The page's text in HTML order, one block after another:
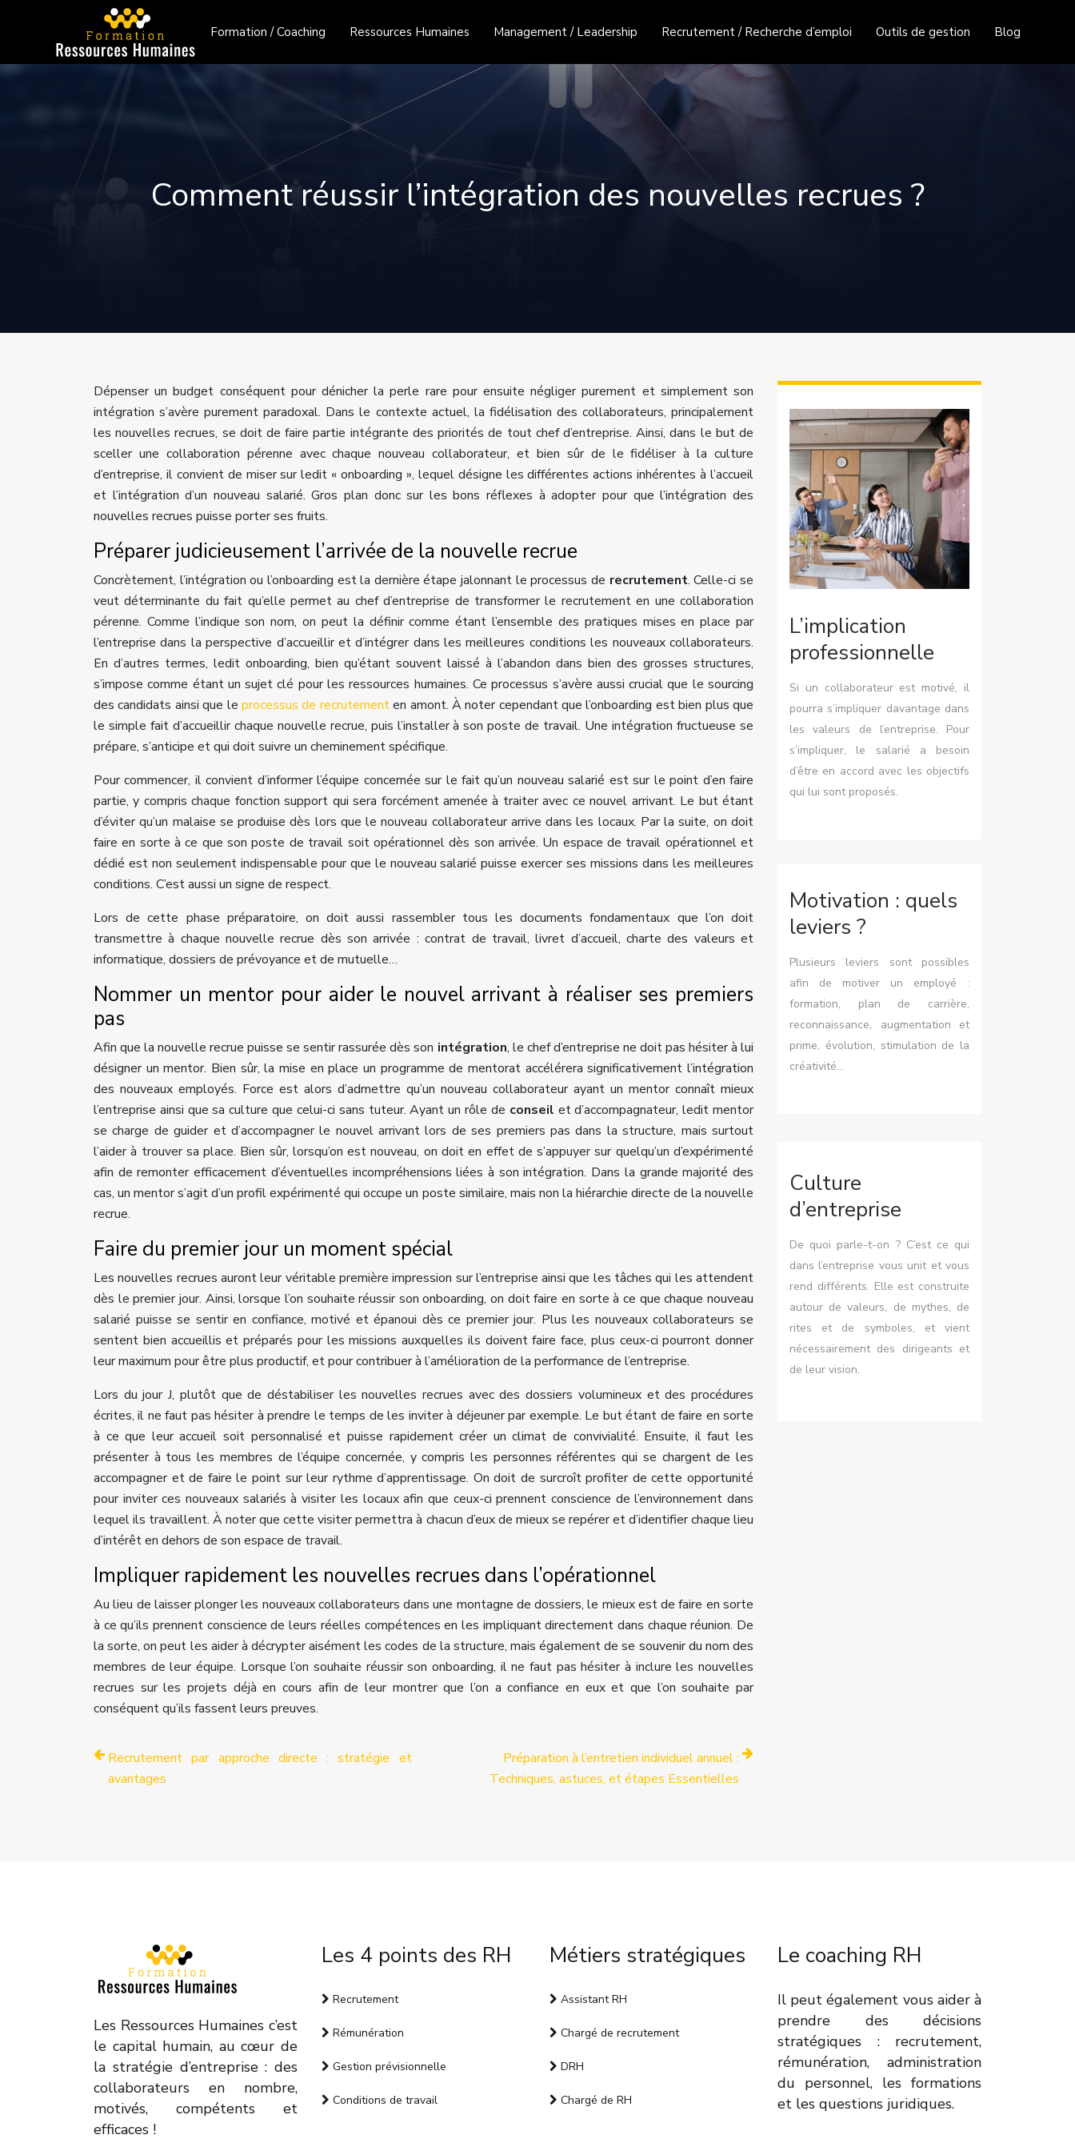
Formation / Coaching Ressources Humaines Management / Leadership Recrutement / Recherche d’emploi Outils de gestion Blog
Comment réussir l’intégration des nouvelles recrues ?
Dépenser un budget conséquent pour dénicher la perle rare pour ensuite négliger purement et simplement son
intégration s’avère purement paradoxal. Dans le contexte actuel, la fidélisation des collaborateurs, principalement
les nouvelles recrues, se doit de faire partie intégrante des priorités de tout chef d’entreprise. Ainsi, dans le but de
sceller une collaboration pérenne avec chaque nouveau collaborateur, et bien sûr de le fidéliser à la culture
d’entreprise, il convient de miser sur ledit « onboarding », lequel désigne les différentes actions inhérentes à l’accueil
et l’intégration d’un nouveau salarié. Gros plan donc sur les bons réflexes à adopter pour que l’intégration des
nouvelles recrues puisse porter ses fruits.
Préparer judicieusement l’arrivée de la nouvelle recrue
Concrètement, l’intégration ou l’onboarding est la dernière étape jalonnant le processus de recrutement. Celle-ci se
veut déterminante du fait qu’elle permet au chef d’entreprise de transformer le recrutement en une collaboration
pérenne. Comme l’indique son nom, on peut la définir comme étant l’ensemble des pratiques mises en place par
l’entreprise dans la perspective d’accueillir et d’intégrer dans les meilleures conditions les nouveaux collaborateurs.
En d’autres termes, ledit onboarding, bien qu’étant souvent laissé à l’abandon dans bien des grosses structures,
s’impose comme étant un sujet clé pour les ressources humaines. Ce processus s’avère aussi crucial que le sourcing
des candidats ainsi que le processus de recrutementen amont. À noter cependant que l’onboarding est bien plus que
le simple fait d’accueillir chaque nouvelle recrue, puis l’installer à son poste de travail. Une intégration fructueuse se
prépare, s’anticipe et qui doit suivre un cheminement spécifique.
Pour commencer, il convient d’informer l’équipe concernée sur le fait qu’un nouveau salarié est sur le point d’en faire
partie, y compris chaque fonction support qui sera forcément amenée à traiter avec ce nouvel arrivant. Le but étant
d’éviter qu’un malaise se produise dès lors que le nouveau collaborateur arrive dans les locaux. Par la suite, on doit
faire en sorte à ce que son poste de travail soit opérationnel dès son arrivée. Un espace de travail opérationnel et
dédié est non seulement indispensable pour que le nouveau salarié puisse exercer ses missions dans les meilleures
conditions. C’est aussi un signe de respect.
Lors de cette phase préparatoire, on doit aussi rassembler tous les documents fondamentaux que l’on doit
transmettre à chaque nouvelle recrue dès son arrivée : contrat de travail, livret d’accueil, charte des valeurs et
informatique, dossiers de prévoyance et de mutuelle…
Nommer un mentor pour aider le nouvel arrivant à réaliser ses premiers
pas
Afin que la nouvelle recrue puisse se sentir rassurée dès son intégration, le chef d’entreprise ne doit pas hésiter à lui
désigner un mentor. Bien sûr, la mise en place un programme de mentorat accélérera significativement l’intégration
des nouveaux employés. Force est alors d’admettre qu’un nouveau collaborateur ayant un mentor connaît mieux
l’entreprise ainsi que sa culture que celui-ci sans tuteur. Ayant un rôle de conseil et d’accompagnateur, ledit mentor
se charge de guider et d’accompagner le nouvel arrivant lors de ses premiers pas dans la structure, mais surtout
l’aider à trouver sa place. Bien sûr, lorsqu’on est nouveau, on doit en effet de s’appuyer sur quelqu’un d’expérimenté
afin de remonter efficacement d’éventuelles incompréhensions liées à son intégration. Dans la grande majorité des
cas, un mentor s’agit d’un profil expérimenté qui occupe un poste similaire, mais non la hiérarchie directe de la nouvelle
recrue.
Faire du premier jour un moment spécial
Les nouvelles recrues auront leur véritable première impression sur l’entreprise ainsi que les tâches qui les attendent
dès le premier jour. Ainsi, lorsque l’on souhaite réussir son onboarding, on doit faire en sorte à ce que chaque nouveau
salarié puisse se sentir en confiance, motivé et épanoui dès ce premier jour. Plus les nouveaux collaborateurs se
sentent bien accueillis et préparés pour les missions auxquelles ils doivent faire face, plus ceux-ci pourront donner
leur maximum pour être plus productif, et pour contribuer à l’amélioration de la performance de l’entreprise.
Lors du jour J, plutôt que de déstabiliser les nouvelles recrues avec des dossiers volumineux et des procédures
écrites, il ne faut pas hésiter à prendre le temps de les inviter à déjeuner par exemple. Le but étant de faire en sorte
à ce que leur accueil soit personnalisé et puisse rapidement créer un climat de convivialité. Ensuite, il faut les
présenter à tous les membres de l’équipe concernée, y compris les personnes référentes qui se chargent de les
accompagner et de faire le point sur leur rythme d’apprentissage. On doit de surcroît profiter de cette opportunité
pour inviter ces nouveaux salariés à visiter les locaux afin que ceux-ci prennent conscience de l’environnement dans
lequel ils travaillent. À noter que cette visiter permettra à chacun d’eux de mieux se repérer et d’identifier chaque lieu
d’intérêt en dehors de son espace de travail.
Impliquer rapidement les nouvelles recrues dans l’opérationnel
Au lieu de laisser plonger les nouveaux collaborateurs dans une montagne de dossiers, le mieux est de faire en sorte
à ce qu’ils prennent conscience de leurs réelles compétences en les impliquant directement dans chaque réunion. De
la sorte, on peut les aider à décrypter aisément les codes de la structure, mais également de se souvenir du nom des
membres de leur équipe. Lorsque l’on souhaite réussir son onboarding, il ne faut pas hésiter à inclure les nouvelles
recrues sur les projets déjà en cours afin de leur montrer que l’on a confiance en eux et que l’on souhaite par
conséquent qu’ils fassent leurs preuves.
Recrutement par approche directe : stratégie et
avantages
Préparation à l’entretien individuel annuel :
Techniques, astuces, et étapes Essentielles
L’implication
professionnelle
Si un collaborateur est motivé, il
pourra s’impliquer davantage dans
les valeurs de l’entreprise. Pour
s’impliquer, le salarié a besoin
d’être en accord avec les objectifs
qui lui sont proposés.
Motivation : quels
leviers ?
Plusieurs leviers sont possibles
afin de motiver un employé :
formation, plan de carrière,
reconnaissance, augmentation et
prime, évolution, stimulation de la
créativité…
Culture
d’entreprise
De quoi parle-t-on ? C’est ce qui
dans l’entreprise vous unit et vous
rend différents. Elle est construite
autour de valeurs, de mythes, de
rites et de symboles, et vient
nécessairement des dirigeants et
de leur vision.
Les Ressources Humaines c’est
le capital humain, au cœur de
la stratégie d’entreprise : des
collaborateurs en nombre,
motivés, compétents et
efficaces !
Les 4 points des RH
Recrutement
Rémunération
Gestion prévisionnelle
Conditions de travail
Métiers stratégiques
Assistant RH
Chargé de recrutement
DRH
Chargé de RH
Le coaching RH
Il peut également vous aider à
prendre des décisions
stratégiques : recrutement,
rémunération, administration
du personnel, les formations
et les questions juridiques.